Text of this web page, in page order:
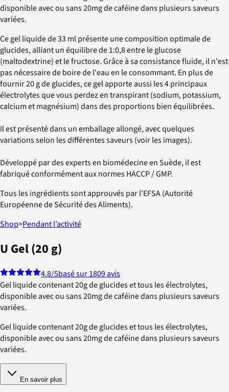
disponible avec ou sans 20mg de caféine dans plusieurs saveurs
variées.
Ce gel liquide de 33 ml présente une composition optimale de
glucides, alliant un équilibre de 1:0,8 entre le glucose
(maltodextrine) et le fructose. Grâce à sa consistance fluide, il n'est
pas nécessaire de boire de l'eau en le consommant. En plus de
fournir 20 g de glucides, ce gel apporte aussi les 4 principaux
électrolytes que vous perdez en transpirant (sodium, potassium,
calcium et magnésium) dans des proportions bien équilibrées.
Il est présenté dans un emballage allongé, avec quelques
variations selon les différentes saveurs (voir les images).
Développé par des experts en biomédecine en Suède, il est
fabriqué conformément aux normes HACCP / GMP.
Tous les ingrédients sont approuvés par l'EFSA (Autorité
Européenne de Sécurité des Aliments).
Shop>Pendant l’activité
U Gel (20 g)
4.8/5basé sur 1809 avis
Gel liquide contenant 20g de glucides et tous les électrolytes,
disponible avec ou sans 20mg de caféine dans plusieurs saveurs
variées.
Gel liquide contenant 20g de glucides et tous les électrolytes,
disponible avec ou sans 20mg de caféine dans plusieurs saveurs
variées.
En savoir plus